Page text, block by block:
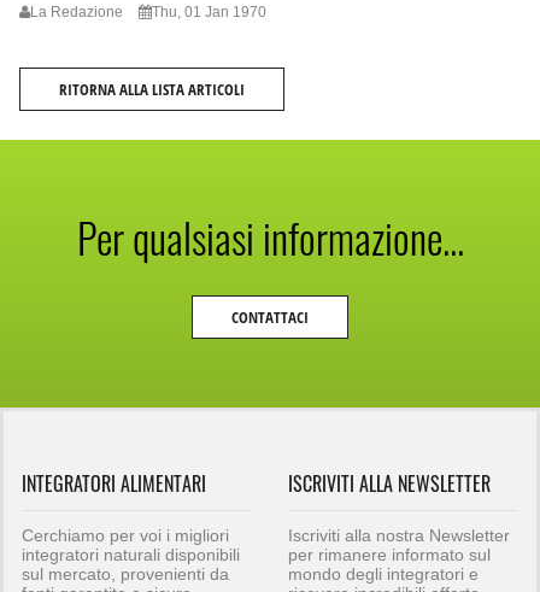
La Redazione Thu, 01 Jan 1970
RITORNA ALLA LISTA ARTICOLI
Per qualsiasi informazione...
CONTATTACI
INTEGRATORI ALIMENTARI
Cerchiamo per voi i migliori
integratori naturali disponibili
sul mercato, provenienti da
ISCRIVITI ALLA NEWSLETTER
Iscriviti alla nostra Newsletter
per rimanere informato sul
mondo degli integratori e